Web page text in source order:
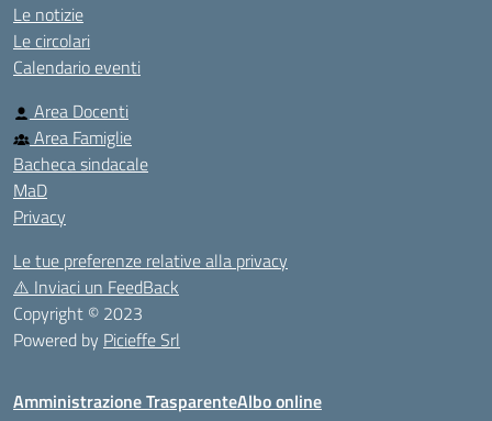
Le notizie
Le circolari
Calendario eventi
Area Docenti
Area Famiglie
Bacheca sindacale
MaD
Privacy
Le tue preferenze relative alla privacy
⚠️ Inviaci un FeedBack
Copyright © 2023
Powered by Picieffe Srl
Amministrazione TrasparenteAlbo online